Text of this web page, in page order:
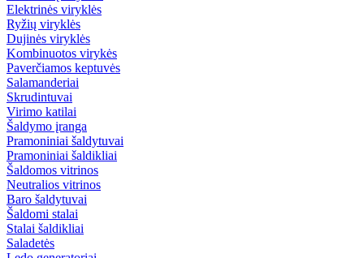
Elektrinės viryklės
Ryžių viryklės
Dujinės viryklės
Kombinuotos virykės
Paverčiamos keptuvės
Salamanderiai
Skrudintuvai
Virimo katilai
Šaldymo įranga
Pramoniniai šaldytuvai
Pramoniniai šaldikliai
Šaldomos vitrinos
Neutralios vitrinos
Baro šaldytuvai
Šaldomi stalai
Stalai šaldikliai
Saladetės